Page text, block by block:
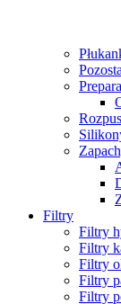
Filtry
Filtry
Filtry
Filtry
Filtry
Filtry